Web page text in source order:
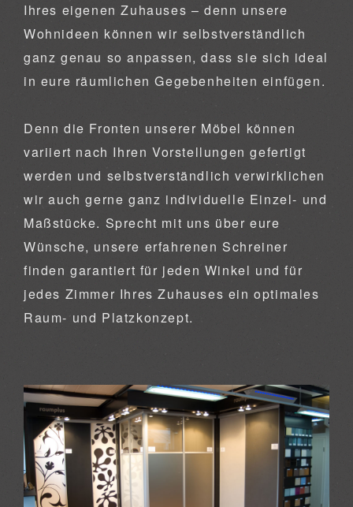
Ihres eigenen Zuhauses – denn unsere
Wohnideen können wir selbstverständlich
ganz genau so anpassen, dass sie sich ideal
in eure räumlichen Gegebenheiten einfügen.
Denn die Fronten unserer Möbel können
variiert nach Ihren Vorstellungen gefertigt
werden und selbstverständlich verwirklichen
wir auch gerne ganz individuelle Einzel- und
Maßstücke. Sprecht mit uns über eure
Wünsche, unsere erfahrenen Schreiner
finden garantiert für jeden Winkel und für
jedes Zimmer Ihres Zuhauses ein optimales
Raum- und Platzkonzept.